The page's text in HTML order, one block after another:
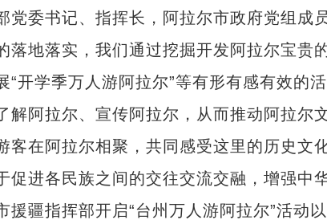
委书记、指挥长，阿拉尔市政府党组成
落地落实，我们通过挖掘开发阿拉尔宝贵
“开学季万人游阿拉尔”等有形有感有效的
解阿拉尔、宣传阿拉尔，从而推动阿拉尔
客在阿拉尔相聚，共同感受这里的历史文
促进各民族之间的交往交流交融，增强中
疆指挥部开启“台州万人游阿拉尔”活动